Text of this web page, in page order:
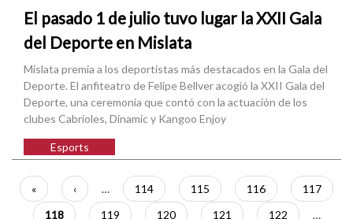
El pasado 1 de julio tuvo lugar la XXII Gala
del Deporte en Mislata
Mislata premia a los deportistas más destacados en la Gala del
Deporte. El anfiteatro de Felipe Bellver acogió la XXII Gala del
Deporte, una ceremonia que contó con la actuación de los
clubes Cabrioles, Dinamic y Kangoo Enjoy
Esports
Paginació
Primera
pàgina
«
Pàgina
anterior
‹ … Pàgina
114 Pàgina
115 Pàgina
116 Pàgina
117
Pàgina
118 Pàgina
119 Pàgina
120 Pàgina
121 Pàgina
122
…